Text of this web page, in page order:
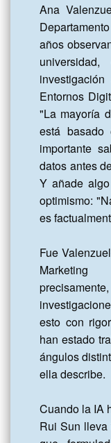
Ana
años
Entornos
"La mayoría
está basado
importante
datos antes
Y añade
optimismo:
es
Fue
esto con
han estado
ángulos
ella describe.
Cuando la IA
Rui Sun lleva